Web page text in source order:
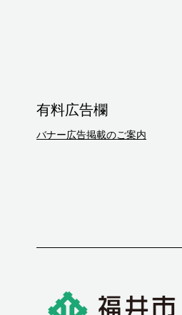
有料広告欄
バナー広告掲載のご案内